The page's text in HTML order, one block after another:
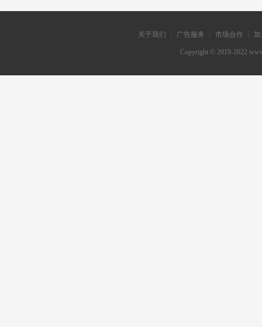
关于我们 ┊ 广告服务 ┊ 市场合作 ┊
Copyright © 2019-2022